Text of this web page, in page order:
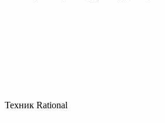
Техник Rational